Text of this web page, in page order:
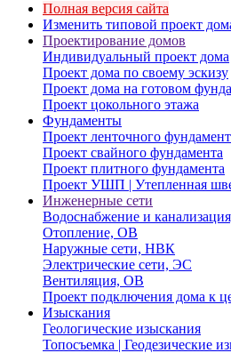
Полная версия сайта
Изменить типовой проект
Проектирование домов
Индивидуальный проект дома
Проект дома по своему эскизу
Проект дома на готовом
Проект цокольного этажа
Фундаменты
Проект ленточного
Проект свайного фундамента
Проект плитного фундамента
Проект УШП | Утепленная
Инженерные сети
Водоснабжение и
Отопление, ОВ
Наружные сети, НВК
Электрические сети, ЭС
Вентиляция, ОВ
Проект подключения дома к
Изыскания
Геологические изыскания
Топосъемка | Геодезические